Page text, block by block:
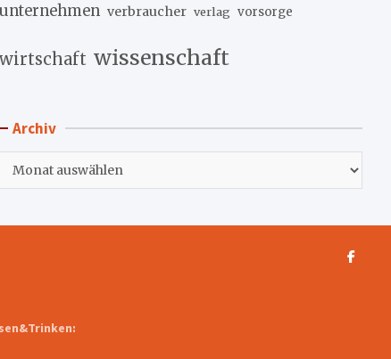
unternehmen verbraucher verlag vorsorge
wirtschaft wissenschaft
Archiv